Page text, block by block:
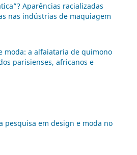
Aparências racializadas
nas indústrias de maquiagem
moda: a alfaiataria de quimono
parisienses, africanos e
pesquisa em design e moda no